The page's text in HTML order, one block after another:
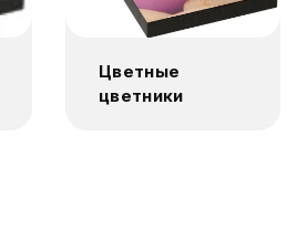
Цветные
цветники